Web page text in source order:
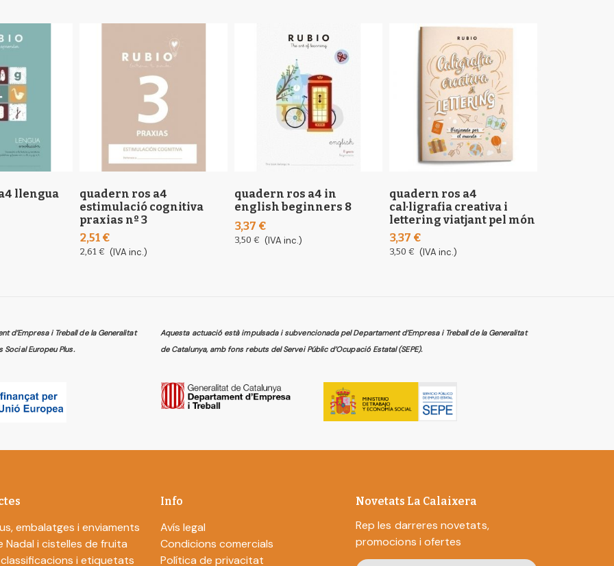
llengua
quadern ros a4
estimulació cognitiva
praxias nº 3
2,51 €
2,61 € (IVA inc.)
quadern ros a4 in
english beginners 8
3,37 €
3,50 € (IVA inc.)
quadern ros a4
cal·ligrafia creativa i
lettering viatjant pel món
3,37 €
3,50 € (IVA inc.)
d’Empresa i Treball de la Generalitat
Europeu Plus.
Aquesta actuació està impulsada i subvencionada pel Departament d’Empresa i Treball de la Generalitat
de Catalunya, amb fons rebuts del Servei Públic d’Ocupació Estatal (SEPE).
embalatges i enviaments
Nadal i cistelles de fruita
i etiquetats
Info
Avís legal
Condicions comercials
Política de privacitat
Novetats La Calaixera
Rep les darreres novetats,
promocions i ofertes